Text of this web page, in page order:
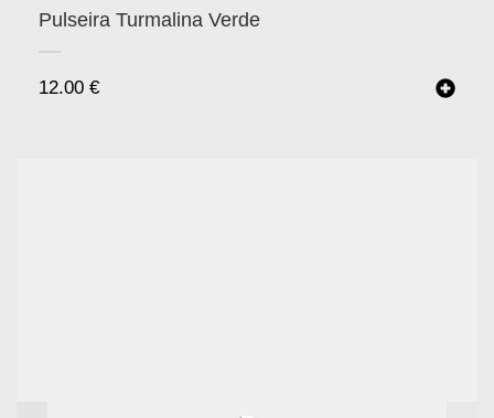
Pulseira Turmalina Verde
12.00 €